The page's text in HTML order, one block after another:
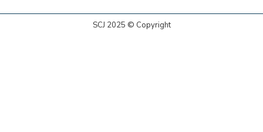
SCJ 2025 © Copyright